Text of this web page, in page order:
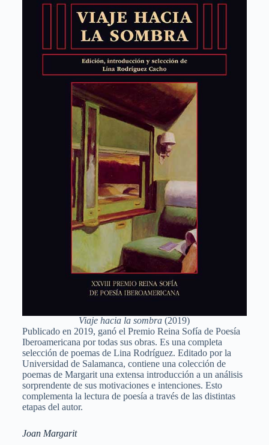
Viaje hacia la sombra(2019)
Publicado en 2019, ganó el Premio Reina Sofía de Poesía
Iberoamericana por todas sus obras. Es una completa
selección de poemas de Lina Rodríguez. Editado por la
Universidad de Salamanca, contiene una colección de
poemas de Margarit una extensa introducción a un análisis
sorprendente de sus motivaciones e intenciones. Esto
complementa la lectura de poesía a través de las distintas
etapas del autor.
Joan Margarit